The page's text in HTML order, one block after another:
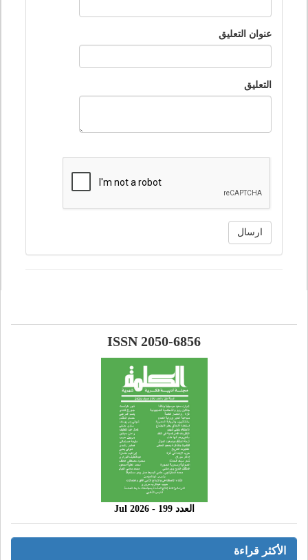
عنوان التعليق
التعليق
ارسال
ISSN 2050-6856
العدد 199 - 2026 Jul
الأكثر قراءة